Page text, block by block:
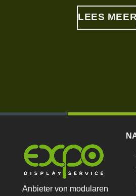
LEES MEER
Anbieter von modularen